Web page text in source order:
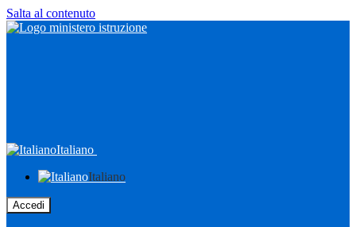
Salta al contenuto
Italiano
Italiano
Accedi